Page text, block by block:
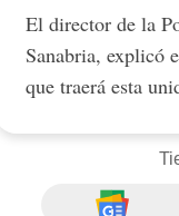
El director de la
Sanabria, explicó
que traerá esta